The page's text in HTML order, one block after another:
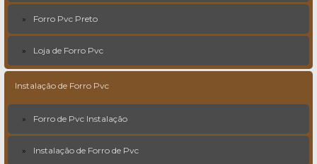
Forro Pvc Preto
Loja de Forro Pvc
Instalação de Forro Pvc
Forro de Pvc Instalação
Instalação de Forro de Pvc